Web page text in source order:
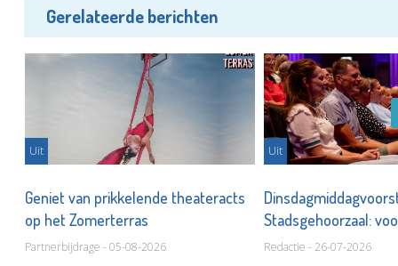
Gerelateerde berichten
Uit
Geniet van prikkelende theateracts
op het Zomerterras
Partnerbijdrage - 05-08-2026
Uit
Stadsgehoorzaal:
thuis!
Redactie - 26-07-2026